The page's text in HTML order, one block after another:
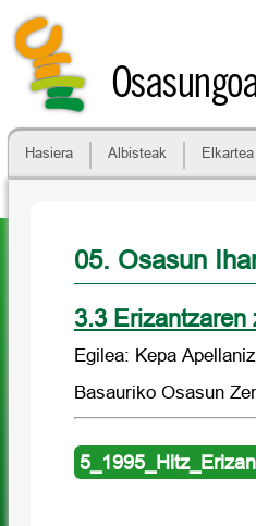
Hasiera Albisteak Elkartea
05. Osasun
3.3 Erizantzaren
Egilea: Kepa Apellaniz
Basauriko Osasun